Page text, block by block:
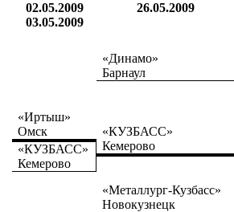
02.05.2009
03.05.2009
26.05.2009
«Динамо»
Барнаул
«КУЗБАСС»
Кемерово
«Иртыш»
Омск
«КУЗБАСС»
Кемерово
«Металлург-Кузбасс»
Новокузнецк